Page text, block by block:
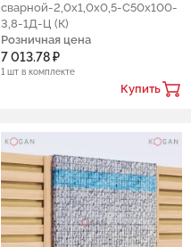
сварной-2,0х1,0х0,5-С50х100-
3,8-1Д-Ц (К)
Розничная цена
7 013.78 ₽
1 шт в комплекте
Купить